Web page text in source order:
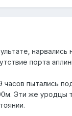
нарвались
порта
пытались
Эти же уродцы